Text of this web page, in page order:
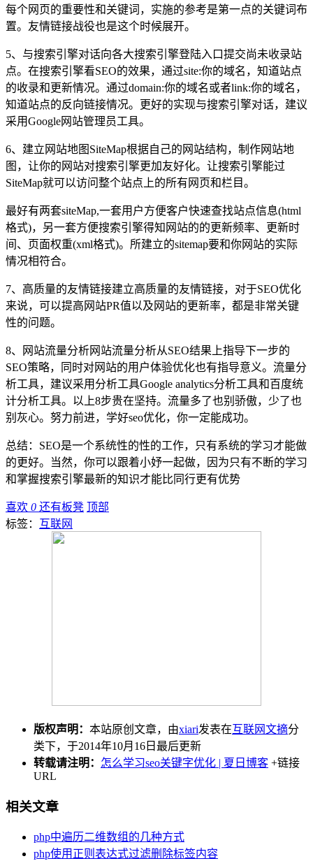
每个网页的重要性和关键词，实施的参考是第一点的关键词布
置。友情链接战役也是这个时候展开。
5、与搜索引擎对话向各大搜索引擎登陆入口提交尚未收录站
点。在搜索引擎看SEO的效果，通过site:你的域名，知道站点
的收录和更新情况。通过domain:你的域名或者link:你的域名，
知道站点的反向链接情况。更好的实现与搜索引擎对话，建议
采用Google网站管理员工具。
6、建立网站地图SiteMap根据自己的网站结构，制作网站地
图，让你的网站对搜索引擎更加友好化。让搜索引擎能过
SiteMap就可以访问整个站点上的所有网页和栏目。
最好有两套siteMap,一套用户方便客户快速查找站点信息(html
格式)，另一套方便搜索引擎得知网站的的更新频率、更新时
间、页面权重(xml格式)。所建立的sitemap要和你网站的实际
情况相符合。
7、高质量的友情链接建立高质量的友情链接，对于SEO优化
来说，可以提高网站PR值以及网站的更新率，都是非常关键
性的问题。
8、网站流量分析网站流量分析从SEO结果上指导下一步的
SEO策略，同时对网站的用户体验优化也有指导意义。流量分
析工具，建议采用分析工具Google analytics分析工具和百度统
计分析工具。以上8步贵在坚持。流量多了也别骄傲，少了也
别灰心。努力前进，学好seo优化，你一定能成功。
总结：SEO是一个系统性的性的工作，只有系统的学习才能做
的更好。当然，你可以跟着小妤一起做，因为只有不断的学习
和掌握搜索引擎最新的知识才能比同行更有优势
喜欢 0 还有板凳 顶部
标签： 互联网
版权声明： 本站原创文章，由xiari发表在互联网文摘分
类下，于2014年10月16日最后更新
转载请注明： 怎么学习seo关键字优化 | 夏日博客 +链接
URL
相关文章
php中遍历二维数组的几种方式
php使用正则表达式过滤删除标签内容